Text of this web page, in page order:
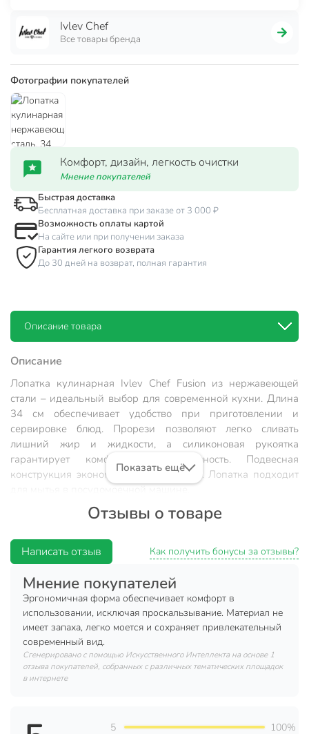
Ivlev Chef
Все товары бренда
Фотографии покупателей
Комфорт, дизайн, легкость очистки
Мнение покупателей
Быстрая доставка
Бесплатная доставка при заказе от 3 000 ₽
Возможность оплаты картой
На сайте или при получении заказа
Гарантия легкого возврата
До 30 дней на возврат, полная гарантия
Описание товара
Описание
Лопатка кулинарная Ivlev Chef Fusion из нержавеющей
стали – идеальный выбор для современной кухни. Длина
34 см обеспечивает удобство при приготовлении и
сервировке блюд. Прорези позволяют легко сливать
лишний жир и жидкости, а силиконовая рукоятка
гарантирует комфорт и безопасность. Подвесная
конструкция экономит место на кухне. Лопатка подходит
премиальное качество AISI 201;
универсальное назначение: кулинарный,
сервировочный, кондитерский;
эргономичный дизайн и долговечность;
стильный серый цвет;
надежный бренд Ivlev Chef.
Покупка этой лопатки обеспечит удобство и
профессиональный подход к приготовлению любимых
Техническая информация
Показать ещё
Отзывы о товаре
Написать отзыв Как получить бонусы за отзывы?
Мнение покупателей
Эргономичная форма обеспечивает комфорт в
использовании, исключая проскальзывание. Материал не
имеет запаха, легко моется и сохраняет привлекательный
современный вид.
Сгенерировано с помощью Искусственного Интеллекта на основе 1
отзыва покупателей, собранных с различных тематических площадок
в интернете
5 100%